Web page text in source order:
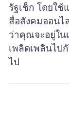
รัฐเช็ก โดยใ
สื่อสังคมออนไ
ว่าคุณจะอยู่ใน
เพลิดเพลินไป
ไป